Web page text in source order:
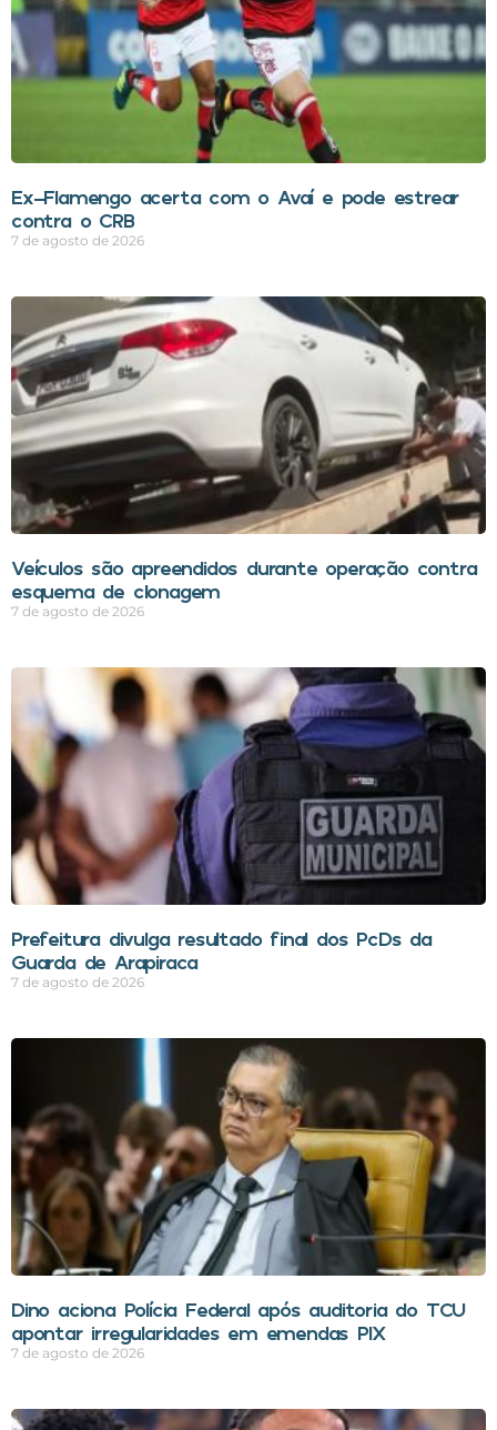
Ex-Flamengo acerta com o Avaí e pode estrear
contra o CRB
7 de agosto de 2026
Veículos são apreendidos durante operação contra
esquema de clonagem
7 de agosto de 2026
Prefeitura divulga resultado final dos PcDs da
Guarda de Arapiraca
7 de agosto de 2026
Dino aciona Polícia Federal após auditoria do TCU
apontar irregularidades em emendas PIX
7 de agosto de 2026